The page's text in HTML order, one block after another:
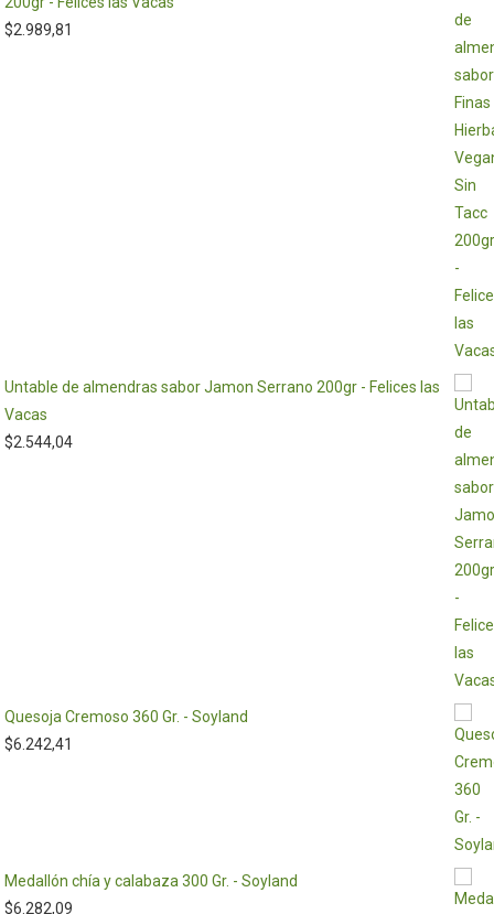
$2.989,81
Untable de almendras sabor Jamon Serrano 200gr - Felices las
Vacas
$2.544,04
Quesoja Cremoso 360 Gr. - Soyland
$6.242,41
Medallón chía y calabaza 300 Gr. - Soyland
$6.282,09